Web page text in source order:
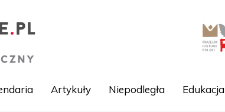
Artykuły Niepodległa Edukacja